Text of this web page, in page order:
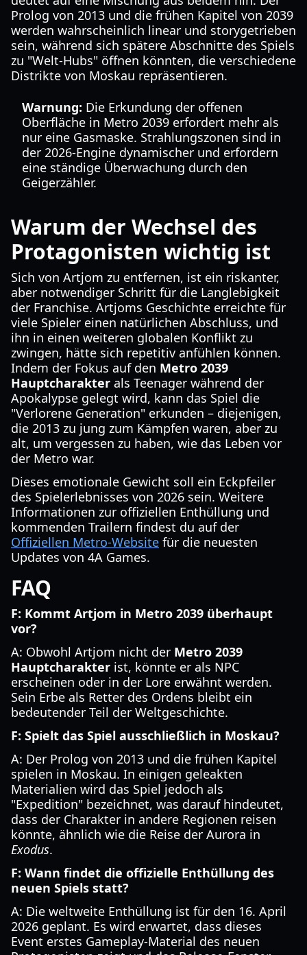
Prolog von 2013 und die frühen Kapitel von 2039
werden wahrscheinlich linear und storygetrieben
sein, während sich spätere Abschnitte des Spiels
zu "Welt-Hubs" öffnen könnten, die verschiedene
Distrikte von Moskau repräsentieren.
Warnung: Die Erkundung der offenen
Oberfläche in Metro 2039 erfordert mehr als
nur eine Gasmaske. Strahlungszonen sind in
der 2026-Engine dynamischer und erfordern
eine ständige Überwachung durch den
Geigerzähler.
Warum der Wechsel des
Protagonisten wichtig ist
Sich von Artjom zu entfernen, ist ein riskanter,
aber notwendiger Schritt für die Langlebigkeit
der Franchise. Artjoms Geschichte erreichte für
viele Spieler einen natürlichen Abschluss, und
ihn in einen weiteren globalen Konflikt zu
zwingen, hätte sich repetitiv anfühlen können.
Indem der Fokus auf den Metro 2039
Hauptcharakter als Teenager während der
Apokalypse gelegt wird, kann das Spiel die
"Verlorene Generation" erkunden – diejenigen,
die 2013 zu jung zum Kämpfen waren, aber zu
alt, um vergessen zu haben, wie das Leben vor
der Metro war.
Dieses emotionale Gewicht soll ein Eckpfeiler
des Spielerlebnisses von 2026 sein. Weitere
Informationen zur offiziellen Enthüllung und
kommenden Trailern findest du auf der
Offiziellen Metro-Website für die neuesten
Updates von 4A Games.
FAQ
F: Kommt Artjom in Metro 2039 überhaupt
vor?
A: Obwohl Artjom nicht der Metro 2039
Hauptcharakter ist, könnte er als NPC
erscheinen oder in der Lore erwähnt werden.
Sein Erbe als Retter des Ordens bleibt ein
bedeutender Teil der Weltgeschichte.
F: Spielt das Spiel ausschließlich in Moskau?
A: Der Prolog von 2013 und die frühen Kapitel
spielen in Moskau. In einigen geleakten
Materialien wird das Spiel jedoch als
"Expedition" bezeichnet, was darauf hindeutet,
dass der Charakter in andere Regionen reisen
könnte, ähnlich wie die Reise der Aurora in
Exodus.
F: Wann findet die offizielle Enthüllung des
neuen Spiels statt?
A: Die weltweite Enthüllung ist für den 16. April
2026 geplant. Es wird erwartet, dass dieses
Event erstes Gameplay-Material des neuen